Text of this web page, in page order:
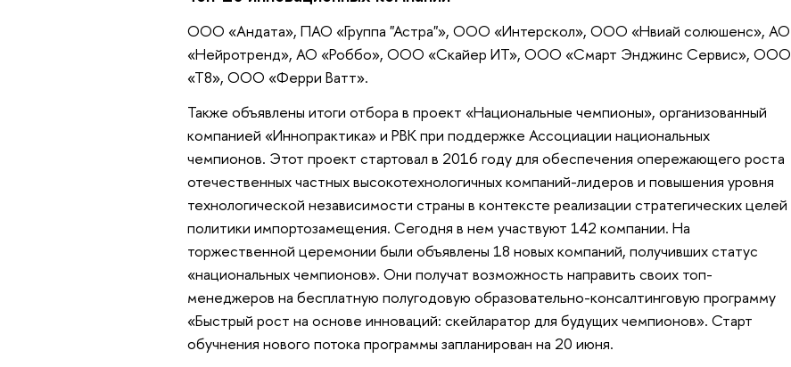
ООО «Андата», ПАО «Группа "Астра"», ООО «Интерскол», ООО «Нвиай солюшенс», АО
«Нейротренд», АО «Роббо», ООО «Скайер ИТ», ООО «Смарт Энджинс Сервис», ООО
«Т8», ООО «Ферри Ватт».
Также объявлены итоги отбора в проект «Национальные чемпионы», организованный
компанией «Иннопрактика» и РВК при поддержке Ассоциации национальных
чемпионов. Этот проект стартовал в 2016 году для обеспечения опережающего роста
отечественных частных высокотехнологичных компаний-лидеров и повышения уровня
технологической независимости страны в контексте реализации стратегических целей
политики импортозамещения. Сегодня в нем участвуют 142 компании. На
торжественной церемонии были объявлены 18 новых компаний, получивших статус
«национальных чемпионов». Они получат возможность направить своих топ-
менеджеров на бесплатную полугодовую образовательно-консалтинговую программу
«Быстрый рост на основе инноваций: скейларатор для будущих чемпионов». Старт
обучнения нового потока программы запланирован на 20 июня.